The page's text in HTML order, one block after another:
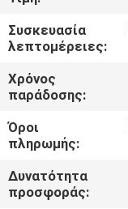
ΈΛΕΓΧΟΣ
ΜΑΣ
ΕΛΆΤΕ
ΣΕ
ΕΠΑΦΉ
ΜΕ
Συσκευασία
λεπτομέρειες:
Χρόνος
παράδοσης:
Όροι
πληρωμής:
Δυνατότητα
προσφοράς: